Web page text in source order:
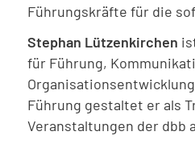
Führungskräfte für die
Stephan Lützenkirchen
für Führung,
Führung gestaltet er als
Veranstaltungen der dbb